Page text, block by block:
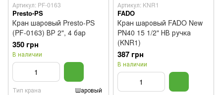
Артикул: PF-0163
Presto-PS
Кран шаровый Presto-PS
(PF-0163) ВР 2", 4 бар
350 грн
В наличии
Тип крана
Шаровый
Артикул: KNR1
FADO
Кран шаровый FADO New
PN40 15 1/2" НВ ручка
(KNR1)
387 грн
В наличии